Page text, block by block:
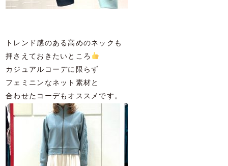
トレンド感のある高めのネックも
押さえておきたいところ
カジュアルコーデに限らず
フェミニンなネット素材と
合わせたコーデもオススメです。